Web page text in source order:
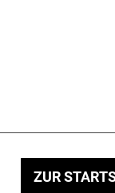
ZUR